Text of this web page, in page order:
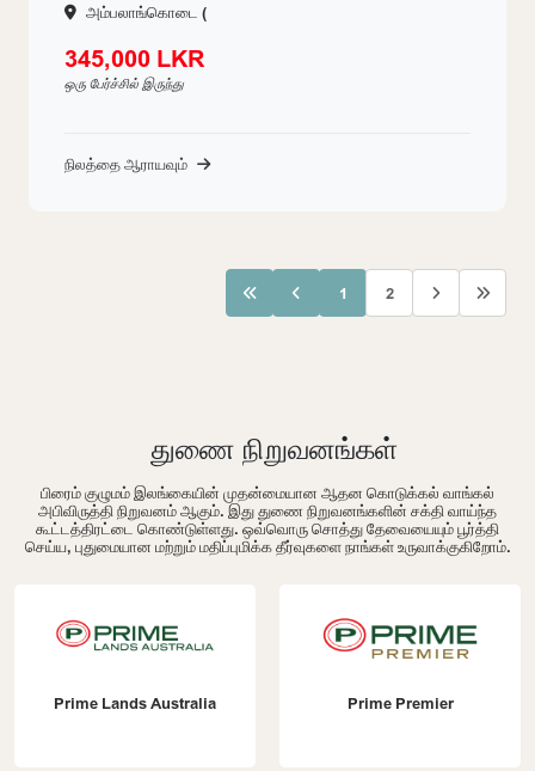
அம்பலாங்கொடை (
345,000 LKR
ஒரு பேர்ச்சில் இருந்து
நிலத்தை ஆராயவும்
1 2
துணை நிறுவனங்கள்
பிரைம் குழுமம் இலங்கையின் முதன்மையான ஆதன கொடுக்கல் வாங்கல்
அபிவிருத்தி நிறுவனம் ஆகும். இது துணை நிறுவனங்களின் சக்தி வாய்ந்த
கூட்டத்திரட்டை கொண்டுள்ளது. ஒவ்வொரு சொத்து தேவையையும் பூர்த்தி
செய்ய, புதுமையான மற்றும் மதிப்புமிக்க தீர்வுகளை நாங்கள் உருவாக்குகிறோம்.
Australia Prime Premier Prime